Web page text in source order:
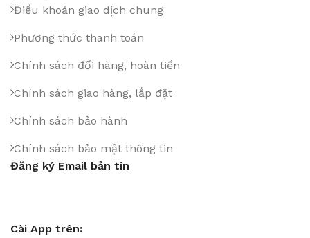
Điều khoản giao dịch chung
Phương thức thanh toán
Chính sách đổi hàng, hoàn tiền
Chính sách giao hàng, lắp đặt
Chính sách bảo hành
Chính sách bảo mật thông tin
Đăng ký Email bản tin
Cài App trên: